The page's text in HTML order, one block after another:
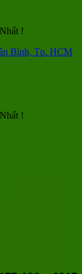
!
Bình, Tp. HCM
!